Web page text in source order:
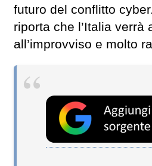
futuro del conflitto
riporta che l’Italia verrà
all’improvviso e molto